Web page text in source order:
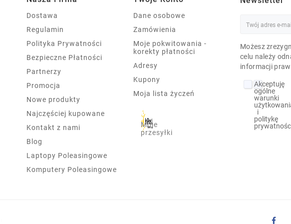
Dostawa
Regulamin
Polityka Prywatności
Bezpieczne Płatności
Partnerzy
Promocja
Nowe produkty
Najczęściej kupowane
Kontakt z nami
Blog
Laptopy Poleasingowe
Komputery Poleasingowe
Dane osobowe
Zamówienia
Moje pokwitowania -
korekty płatności
Adresy
Kupony
Moja lista życzeń
Moje
przesyłki
Możesz
celu należy
informacji
Akceptuję
ogólne
warunki
i
politykę